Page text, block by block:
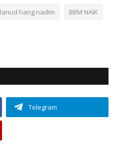
lanud hang nadim BBM NAIK
Telegram